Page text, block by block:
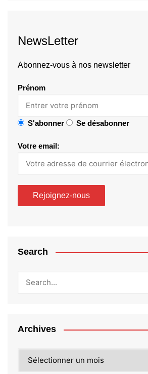
NewsLetter
Abonnez-vous à nos newsletter
Prénom
S'abonner Se désabonner
Votre email:
Search
Archives